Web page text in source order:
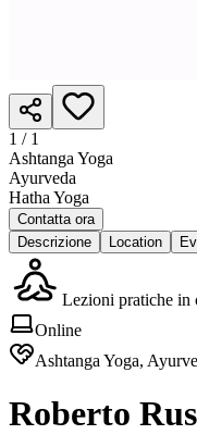
1 / 1
Ashtanga Yoga
Ayurveda
Hatha Yoga
Contatta ora
Descrizione
Location
Lezioni pratiche in
Online
Ashtanga Yoga,
Roberto